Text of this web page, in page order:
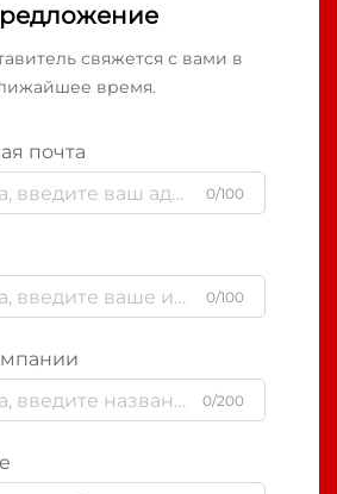
свяжется с вами в
время.
почта
0/100
0/100
0/200